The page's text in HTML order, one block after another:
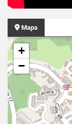
Mapa
+
−